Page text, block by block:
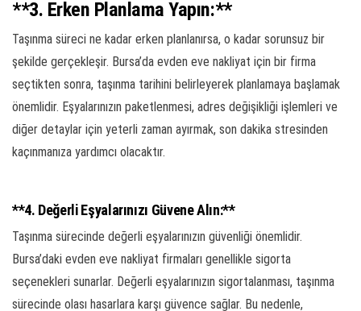
**3. Erken Planlama Yapın:**
Taşınma süreci ne kadar erken planlanırsa, o kadar sorunsuz bir
şekilde gerçekleşir. Bursa’da evden eve nakliyat için bir firma
seçtikten sonra, taşınma tarihini belirleyerek planlamaya başlamak
önemlidir. Eşyalarınızın paketlenmesi, adres değişikliği işlemleri ve
diğer detaylar için yeterli zaman ayırmak, son dakika stresinden
kaçınmanıza yardımcı olacaktır.
**4. Değerli Eşyalarınızı Güvene Alın:**
Taşınma sürecinde değerli eşyalarınızın güvenliği önemlidir.
Bursa’daki evden eve nakliyat firmaları genellikle sigorta
seçenekleri sunarlar. Değerli eşyalarınızın sigortalanması, taşınma
sürecinde olası hasarlara karşı güvence sağlar. Bu nedenle,